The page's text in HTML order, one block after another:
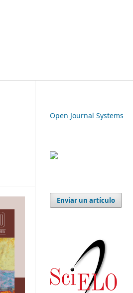
Open Journal Systems
Enviar un artículo